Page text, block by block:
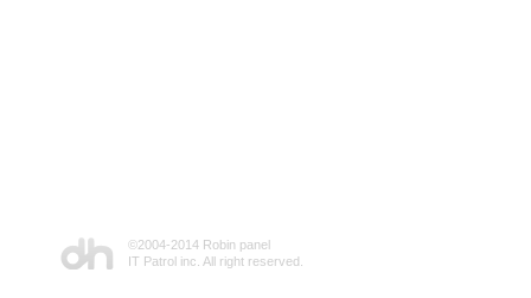
©2004-2014 Robin panel
IT Patrol inc. All right reserved.